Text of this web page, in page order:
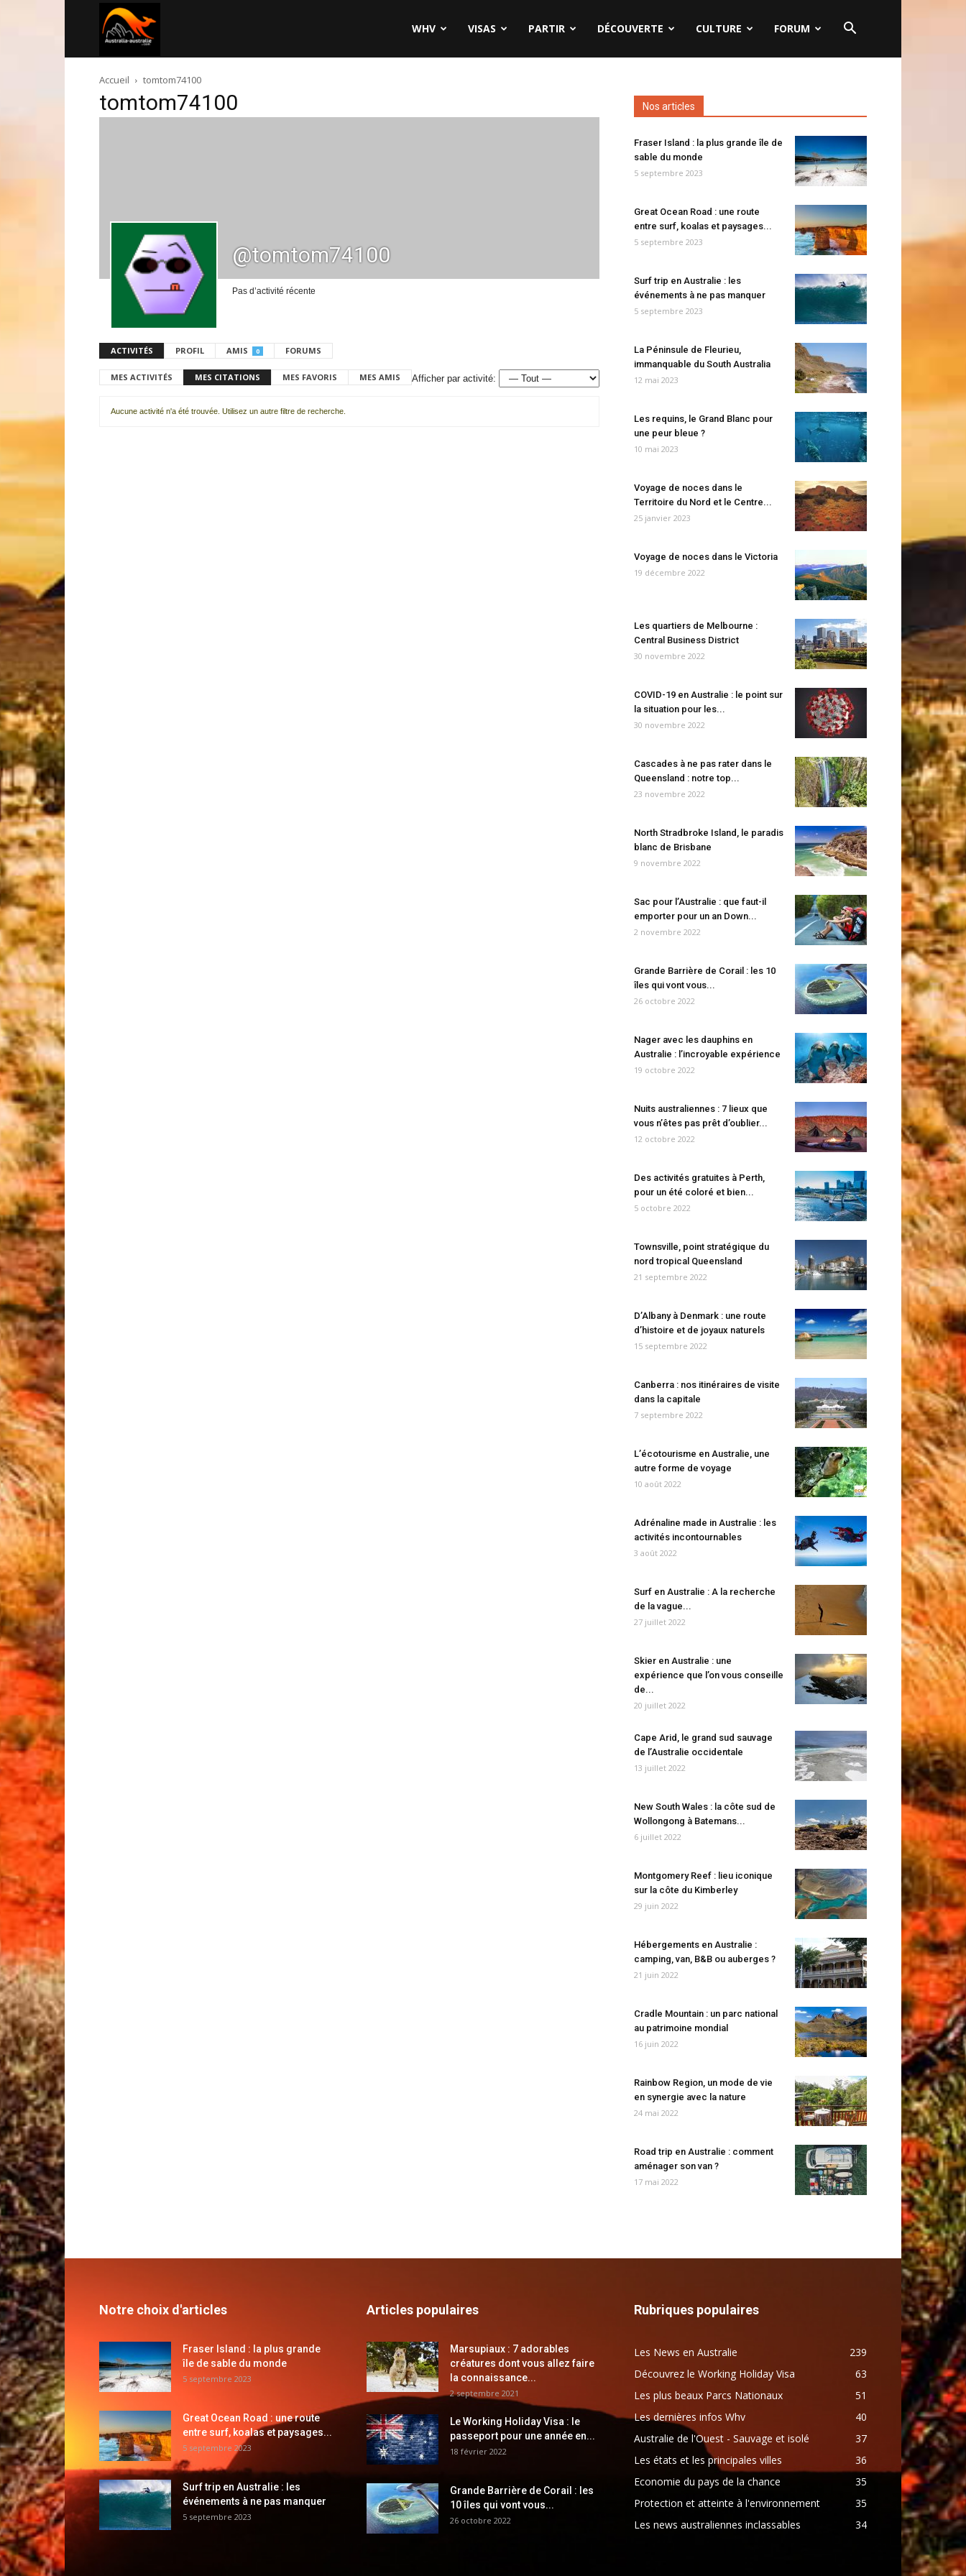
australie.com
WHV VISAS PARTIR DÉCOUVERTE CULTURE FORUM
Accueil tomtom74100
tomtom74100
@tomtom74100
Pas d’activité récente
ACTIVITÉS PROFIL AMIS 0 FORUMS
MES ACTIVITÉS MES CITATIONS MES FAVORIS MES AMIS Afficher par activité:
Aucune activité n'a été trouvée. Utilisez un autre filtre de recherche.
Nos articles
Fraser Island : la plus grande île de
sable du monde
5 septembre 2023
Great Ocean Road : une route
entre surf, koalas et paysages...
5 septembre 2023
Surf trip en Australie : les
événements à ne pas manquer
5 septembre 2023
La Péninsule de Fleurieu,
immanquable du South Australia
12 mai 2023
Les requins, le Grand Blanc pour
une peur bleue ?
10 mai 2023
Voyage de noces dans le
Territoire du Nord et le Centre...
25 janvier 2023
Voyage de noces dans le Victoria
19 décembre 2022
Les quartiers de Melbourne :
Central Business District
30 novembre 2022
COVID-19 en Australie : le point sur
la situation pour les...
30 novembre 2022
Cascades à ne pas rater dans le
Queensland : notre top...
23 novembre 2022
North Stradbroke Island, le paradis
blanc de Brisbane
9 novembre 2022
Sac pour l’Australie : que faut-il
emporter pour un an Down...
2 novembre 2022
Grande Barrière de Corail : les 10
îles qui vont vous...
26 octobre 2022
Nager avec les dauphins en
Australie : l’incroyable expérience
19 octobre 2022
Nuits australiennes : 7 lieux que
vous n’êtes pas prêt d’oublier...
12 octobre 2022
Des activités gratuites à Perth,
pour un été coloré et bien...
5 octobre 2022
Townsville, point stratégique du
nord tropical Queensland
21 septembre 2022
D’Albany à Denmark : une route
d’histoire et de joyaux naturels
15 septembre 2022
Canberra : nos itinéraires de visite
dans la capitale
7 septembre 2022
L’écotourisme en Australie, une
autre forme de voyage
10 août 2022
Adrénaline made in Australie : les
activités incontournables
3 août 2022
Surf en Australie : A la recherche
de la vague...
27 juillet 2022
Skier en Australie : une
expérience que l’on vous conseille
de...
20 juillet 2022
Cape Arid, le grand sud sauvage
de l’Australie occidentale
13 juillet 2022
New South Wales : la côte sud de
Wollongong à Batemans...
6 juillet 2022
Montgomery Reef : lieu iconique
sur la côte du Kimberley
29 juin 2022
Hébergements en Australie :
camping, van, B&B ou auberges ?
21 juin 2022
Cradle Mountain : un parc national
au patrimoine mondial
16 juin 2022
Rainbow Region, un mode de vie
en synergie avec la nature
24 mai 2022
Road trip en Australie : comment
aménager son van ?
17 mai 2022
Notre choix d'articles
Fraser Island : la plus grande
île de sable du monde
5 septembre 2023
Great Ocean Road : une route
entre surf, koalas et paysages...
5 septembre 2023
Surf trip en Australie : les
événements à ne pas manquer
5 septembre 2023
Articles populaires
Marsupiaux : 7 adorables
créatures dont vous allez faire
la connaissance...
2 septembre 2021
Le Working Holiday Visa : le
passeport pour une année en...
18 février 2022
Grande Barrière de Corail : les
10 îles qui vont vous...
26 octobre 2022
Rubriques populaires
Les News en Australie
239
Découvrez le Working Holiday Visa
63
Les plus beaux Parcs Nationaux
51
Les dernières infos Whv
40
Australie de l'Ouest - Sauvage et isolé
37
Les états et les principales villes
36
Economie du pays de la chance
35
Protection et atteinte à l'environnement
35
Les news australiennes inclassables
34